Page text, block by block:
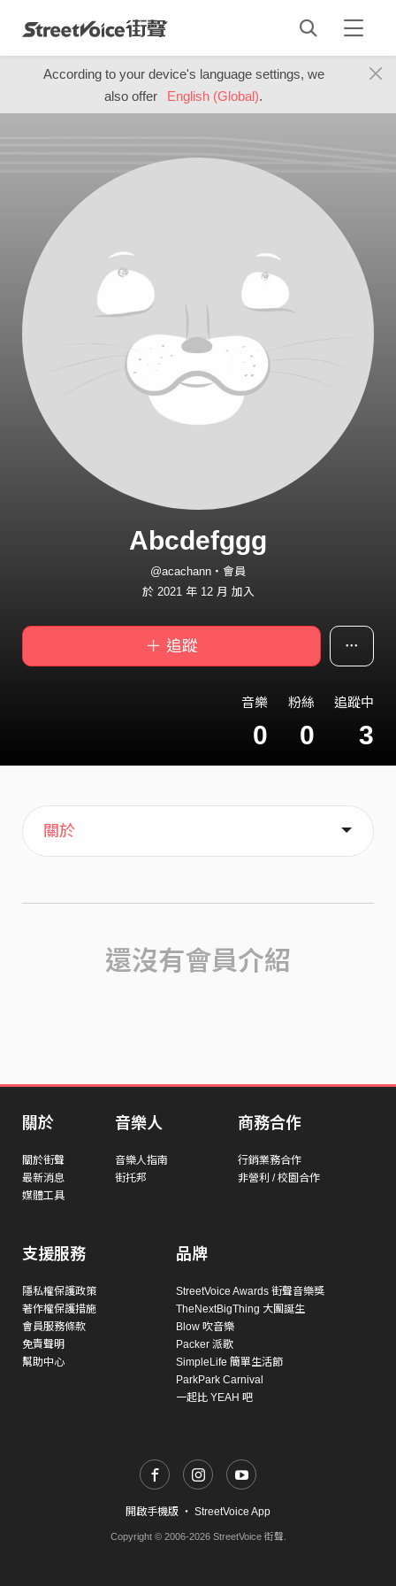
According to your device's language settings, we
also offer
English (Global).
Abcdefggg
@acachann・會員
於 2021 年 12 月 加入
＋ 追蹤
音樂
0
粉絲
0
追蹤中
3
主頁
喜歡
關於
還沒有會員介紹
關於
關於街聲
最新消息
媒體工具
音樂人
音樂人指南
街托邦
商務合作
行銷業務合作
非營利 / 校園合作
支援服務
隱私權保護政策
著作權保護措施
會員服務條款
免責聲明
幫助中心
品牌
StreetVoice Awards 街聲音樂獎
TheNextBigThing 大團誕生
Blow 吹音樂
Packer 派歌
SimpleLife 簡單生活節
ParkPark Carnival
一起比 YEAH 吧
開啟手機版 ・ StreetVoice App
Copyright © 2006-2026 StreetVoice 街聲.